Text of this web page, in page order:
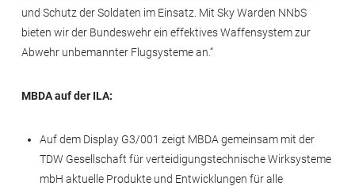
und Schutz der Soldaten im Einsatz. Mit Sky Warden NNbS
bieten wir der Bundeswehr ein effektives Waffensystem zur
Abwehr unbemannter Flugsysteme an.“
MBDA auf der ILA:
Auf dem Display G3/001 zeigt MBDA gemeinsam mit der
TDW Gesellschaft für verteidigungstechnische Wirksysteme
mbH aktuelle Produkte und Entwicklungen für alle